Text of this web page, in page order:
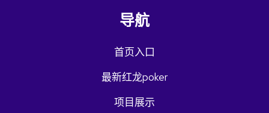
导航
首页入口
最新红龙poker
项目展示